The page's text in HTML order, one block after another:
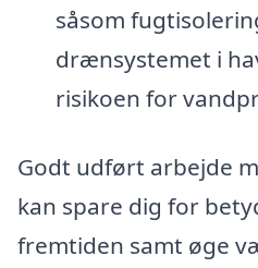
såsom
drænsystemet i
risikoen for
Godt udført arbejde
kan spare dig for
fremtiden samt øge